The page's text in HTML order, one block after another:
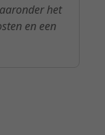
het
en een